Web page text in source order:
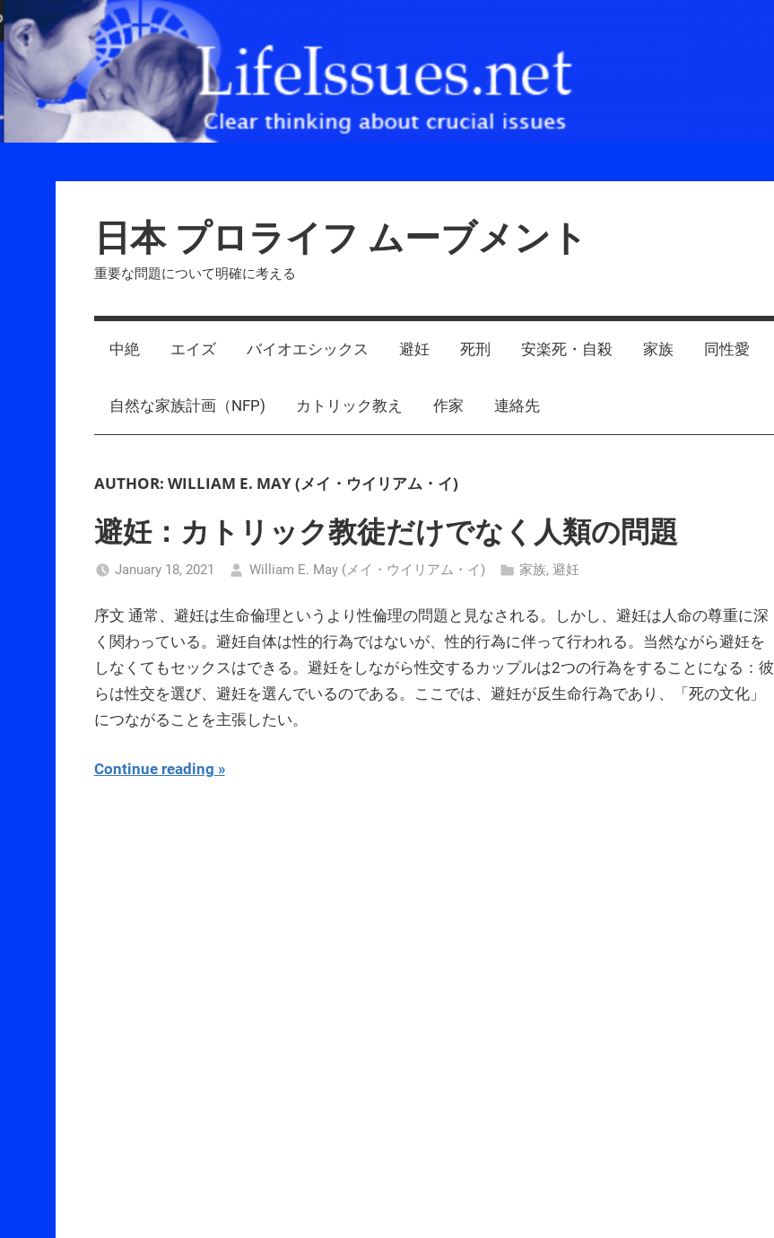
Skip
to
content
日本 プロライフ ムーブメント
重要な問題について明確に考える
中絶 エイズ バイオエシックス 避妊 死刑 安楽死・自殺 家族 同性愛
自然な家族計画（NFP) カトリック教え 作家 連絡先
AUTHOR: WILLIAM E. MAY (メイ・ウイリアム・イ)
避妊：カトリック教徒だけでなく人類の問題
January 18, 2021 William E. May (メイ・ウイリアム・イ) 家族, 避妊
序文 通常、避妊は生命倫理というより性倫理の問題と見なされる。しかし、避妊は人命の尊重に深
く関わっている。避妊自体は性的行為ではないが、性的行為に伴って行われる。当然ながら避妊を
しなくてもセックスはできる。避妊をしながら性交するカップルは2つの行為をすることになる：彼
らは性交を選び、避妊を選んでいるのである。ここでは、避妊が反生命行為であり、「死の文化」
につながることを主張したい。
Continue reading